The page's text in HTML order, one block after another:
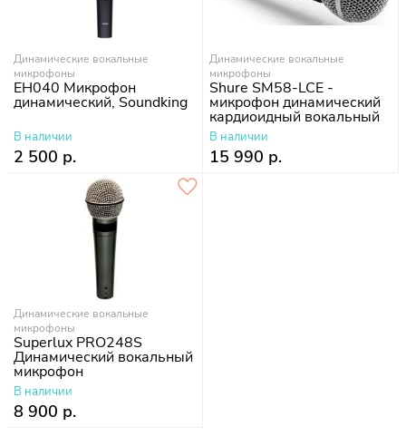
Динамические вокальные
микрофоны
EH040 Микрофон
динамический, Soundking
В наличии
2 500 р.
Динамические вокальные
микрофоны
Shure SM58-LCE -
микрофон динамический
кардиоидный вокальный
В наличии
15 990 р.
Динамические вокальные
микрофоны
Superlux PRO248S
Динамический вокальный
микрофон
В наличии
8 900 р.